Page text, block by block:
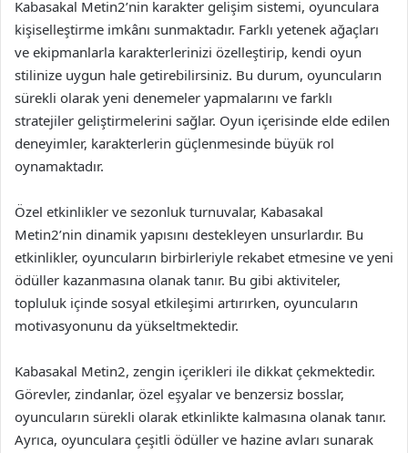
Kabasakal Metin2’nin karakter gelişim sistemi, oyunculara
kişiselleştirme imkânı sunmaktadır. Farklı yetenek ağaçları
ve ekipmanlarla karakterlerinizi özelleştirip, kendi oyun
stilinize uygun hale getirebilirsiniz. Bu durum, oyuncuların
sürekli olarak yeni denemeler yapmalarını ve farklı
stratejiler geliştirmelerini sağlar. Oyun içerisinde elde edilen
deneyimler, karakterlerin güçlenmesinde büyük rol
oynamaktadır.
Özel etkinlikler ve sezonluk turnuvalar, Kabasakal
Metin2’nin dinamik yapısını destekleyen unsurlardır. Bu
etkinlikler, oyuncuların birbirleriyle rekabet etmesine ve yeni
ödüller kazanmasına olanak tanır. Bu gibi aktiviteler,
topluluk içinde sosyal etkileşimi artırırken, oyuncuların
motivasyonunu da yükseltmektedir.
Kabasakal Metin2, zengin içerikleri ile dikkat çekmektedir.
Görevler, zindanlar, özel eşyalar ve benzersiz bosslar,
oyuncuların sürekli olarak etkinlikte kalmasına olanak tanır.
Ayrıca, oyunculara çeşitli ödüller ve hazine avları sunarak